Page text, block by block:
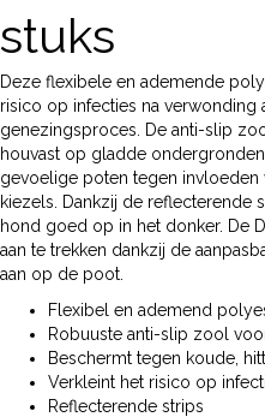
stuks
Deze flexibele en ademende
risico op infecties na verwonding
genezingsproces. De anti-slip
houvast op gladde
gevoelige poten tegen invloeden
kiezels. Dankzij de reflecterende
hond goed op in het donker. De
aan te trekken dankzij de
aan op de poot.
Flexibel en ademend
Robuuste anti-slip zool
Beschermt tegen koude,
Verkleint het risico op
Reflecterende strips